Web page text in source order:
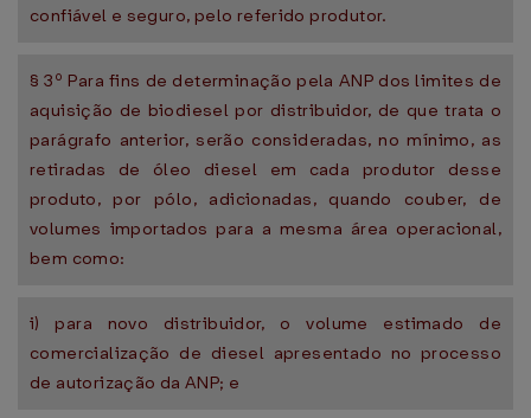
confiável e seguro, pelo referido produtor.
§ 3º Para fins de determinação pela ANP dos limites de
aquisição de biodiesel por distribuidor, de que trata o
parágrafo anterior, serão consideradas, no mínimo, as
retiradas de óleo diesel em cada produtor desse
produto, por pólo, adicionadas, quando couber, de
volumes importados para a mesma área operacional,
bem como:
i) para novo distribuidor, o volume estimado de
comercialização de diesel apresentado no processo
de autorização da ANP; e